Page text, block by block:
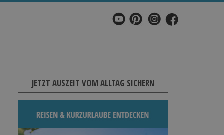
JETZT AUSZEIT VOM ALLTAG SICHERN